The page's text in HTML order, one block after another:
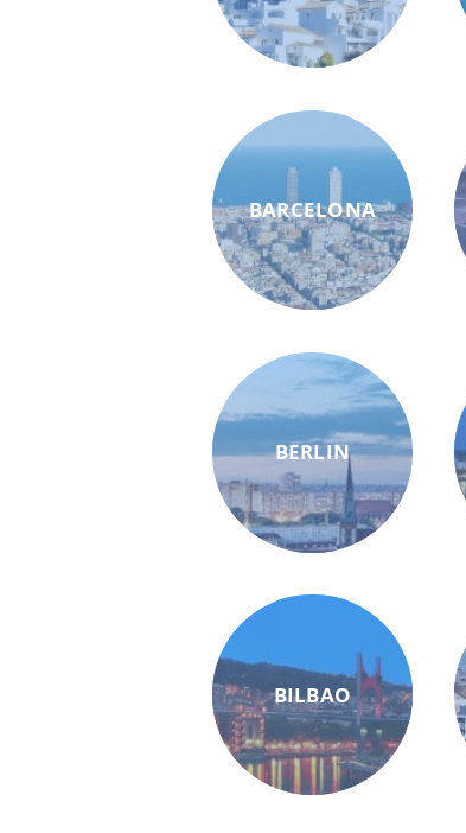
BARCELONA
BERLIN
BILBAO